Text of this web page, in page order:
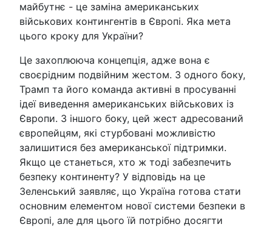
майбутнє - це заміна американських
військових контингентів в Європі. Яка мета
цього кроку для України?
Це захоплююча концепція, адже вона є
своєрідним подвійним жестом. З одного боку,
Трамп та його команда активні в просуванні
ідеї виведення американських військових із
Європи. З іншого боку, цей жест адресований
європейцям, які стурбовані можливістю
залишитися без американської підтримки.
Якщо це станеться, хто ж тоді забезпечить
безпеку континенту? У відповідь на це
Зеленський заявляє, що Україна готова стати
основним елементом нової системи безпеки в
Європі, але для цього їй потрібно досягти